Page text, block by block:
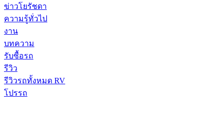
ข่าวโยรัชดา
ความรู้ทั่วไป
งาน
บทความ
รับซื้อรถ
รีวิว
รีวิวรถทั้งหมด RV
โปรรถ